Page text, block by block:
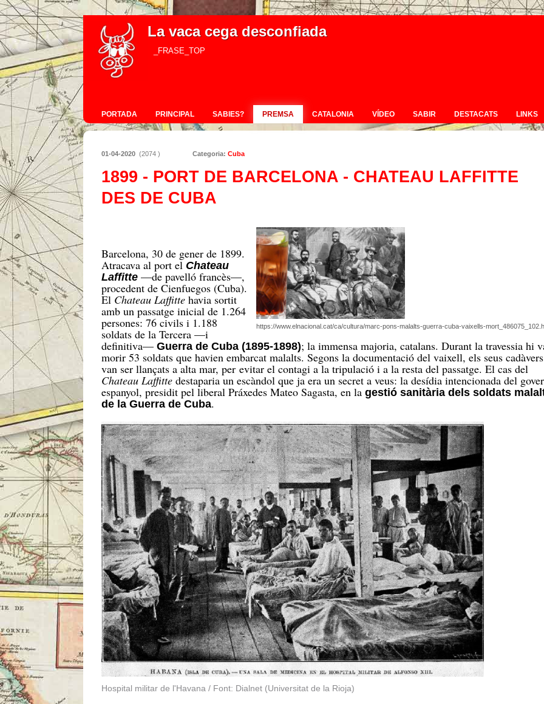
La vaca cega desconfiada
_FRASE_TOP
PORTADA PRINCIPAL SABIES? PREMSA CATALONIA VÍDEO SABIR DESTACATS LINKS
01-04-2020 (2074 ) Categoria: Cuba
1899 - PORT DE BARCELONA - CHATEAU LAFFITTE
DES DE CUBA
https://www.elnacional.cat/ca/cultura/marc-pons-malalts-guerra-cuba-vaixells-
Barcelona, 30 de gener de 1899.
Atracava al port el Chateau
Laffitte —de pavelló francès—,
procedent de Cienfuegos (Cuba).
El Chateau Laffitte havia sortit
amb un passatge inicial de 1.264
persones: 76 civils i 1.188
soldats de la Tercera —i
definitiva— Guerra de Cuba (1895-1898); la immensa majoria, catalans. Durant la travessia hi
morir 53 soldats que havien embarcat malalts. Segons la documentació del vaixell, els seus cadàvers
van ser llançats a alta mar, per evitar el contagi a la tripulació i a la resta del passatge. El cas del
Chateau Laffitte destaparia un escàndol que ja era un secret a veus: la desídia intencionada del
espanyol, presidit pel liberal Práxedes Mateo Sagasta, en la gestió sanitària dels soldats
de la Guerra de Cuba.
Hospital militar de l'Havana / Font: Dialnet (Universitat de la Rioja)